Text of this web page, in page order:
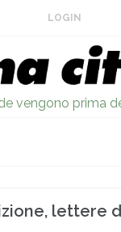
LOGIN
vengono prima
lettere